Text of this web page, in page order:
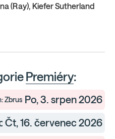
(Ray), Kiefer Sutherland
Premiéry:
Zbrusu nový den — Premiéry
Po, 3. srpen 2026
of us? Odyssea — Premiéry
Čt, 16. červenec 2026